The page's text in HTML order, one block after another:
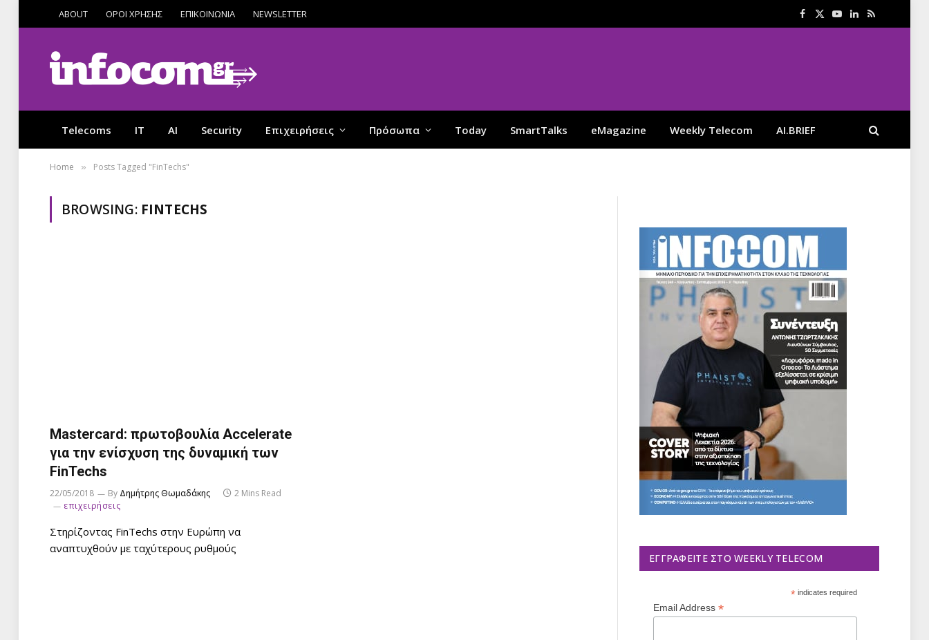
ABOUT ΟΡΟΙ ΧΡΗΣΗΣ ΕΠΙΚΟΙΝΩΝΙΑ NEWSLETTER Facebook
X
YouTube
LinkedIn
RSS
Telecoms IT AI Security Επιχειρήσεις Πρόσωπα Today SmartTalks eMagazine Weekly Telecom AI.BRIEF
Home » Posts Tagged "FinTechs"
BROWSING: FINTECHS
Mastercard: πρωτοβουλία Accelerate
για την ενίσχυση της δυναμική των
FinTechs
22/05/2018 By Δημήτρης Θωμαδάκης
2 Mins Read
επιχειρήσεις
Στηρίζοντας FinTechs στην Ευρώπη να
αναπτυχθούν με ταχύτερους ρυθμούς
ΕΓΓΡΑΦΕΊΤΕ ΣΤΟ WEEKLY TELECOM
*indicates required
Email Address *